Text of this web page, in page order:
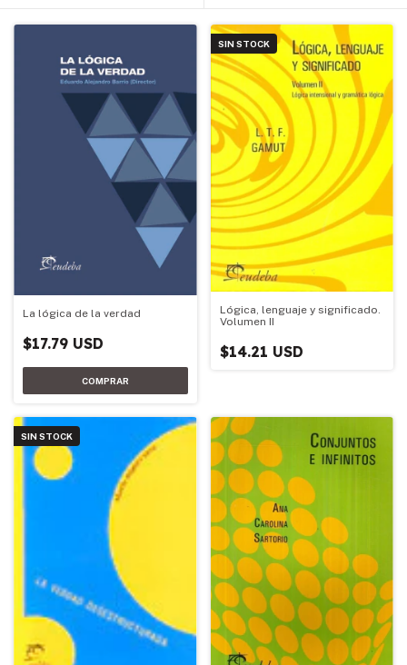
La lógica de la verdad
$17.79 USD
SIN STOCK
Lógica, lenguaje y significado.
Volumen II
$14.21 USD
SIN STOCK